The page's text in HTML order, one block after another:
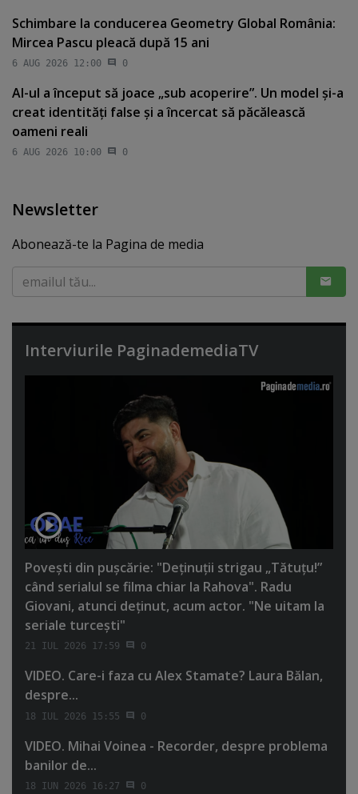
Schimbare la conducerea Geometry Global România:
Mircea Pascu pleacă după 15 ani
6 AUG 2026 12:00 0
AI-ul a început să joace „sub acoperire”. Un model şi-a
creat identităţi false şi a încercat să păcălească
oameni reali
6 AUG 2026 10:00 0
Newsletter
Abonează-te la Pagina de media
Interviurile PaginademediaTV
Poveşti din puşcărie: "Deţinuţii strigau „Tătuţu!”
când serialul se filma chiar la Rahova". Radu
Giovani, atunci deţinut, acum actor. "Ne uitam la
seriale turceşti"
21 IUL 2026 17:59 0
VIDEO. Care-i faza cu Alex Stamate? Laura Bălan,
despre...
18 IUL 2026 15:55 0
VIDEO. Mihai Voinea - Recorder, despre problema
banilor de...
18 IUN 2026 16:27 0